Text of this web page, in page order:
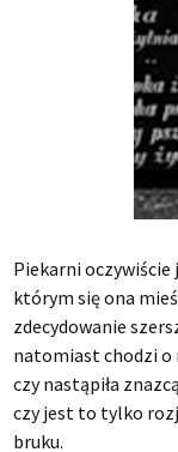
Piekarni oczywiście
którym się ona
zdecydowanie
natomiast chodzi o
czy nastąpiła
czy jest to tylko
bruku.